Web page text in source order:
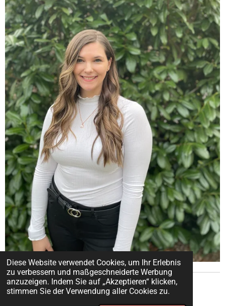
Diese Website verwendet Cookies, um Ihr Erlebnis
zu verbessern und maßgeschneiderte Werbung
anzuzeigen. Indem Sie auf „Akzeptieren“ klicken,
stimmen Sie der Verwendung aller Cookies zu.
Impressum & Datenschutzerklärung